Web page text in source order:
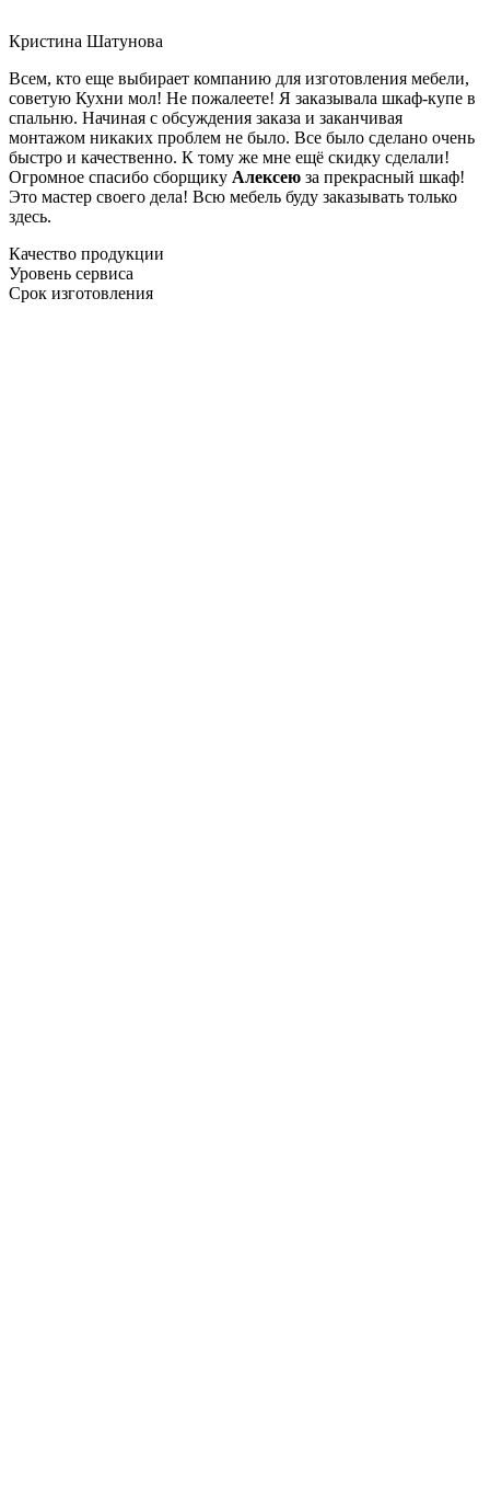
Кристина Шатунова
Всем, кто еще выбирает компанию для изготовления мебели,
советую Кухни мол! Не пожалеете! Я заказывала шкаф-купе в
спальню. Начиная с обсуждения заказа и заканчивая
монтажом никаких проблем не было. Все было сделано очень
быстро и качественно. К тому же мне ещё скидку сделали!
Огромное спасибо сборщику Алексею за прекрасный шкаф!
Это мастер своего дела! Всю мебель буду заказывать только
здесь.
Качество продукции
Уровень сервиса
Срок изготовления